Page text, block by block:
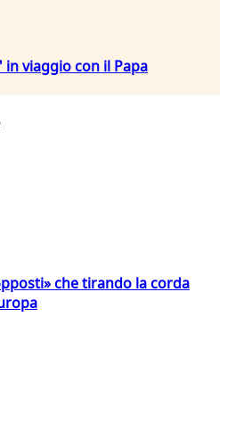
viaggio con il Papa
che tirando la corda